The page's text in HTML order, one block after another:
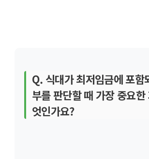
Q. 식대가 최저임금에 포함
부를 판단할 때 가장 중요한
엇인가요?